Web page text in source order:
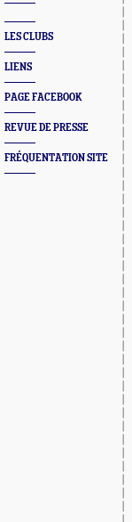
LES CLUBS
LIENS
PAGE FACEBOOK
REVUE DE PRESSE
FRÉQUENTATION SITE